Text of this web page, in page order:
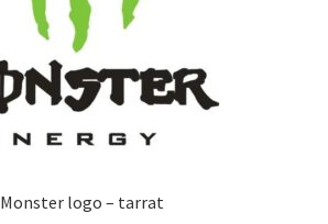
Monster logo – tarrat